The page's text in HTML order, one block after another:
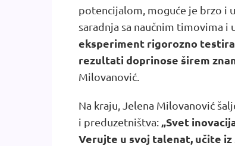
potencijalom, moguće je brzo i
saradnja sa naučnim timovima
eksperiment rigorozno
rezultati doprinose širem
Milovanović.
Na kraju, Jelena Milovanović
i preduzetništva: „Svet
Verujte u svoj talenat, učite